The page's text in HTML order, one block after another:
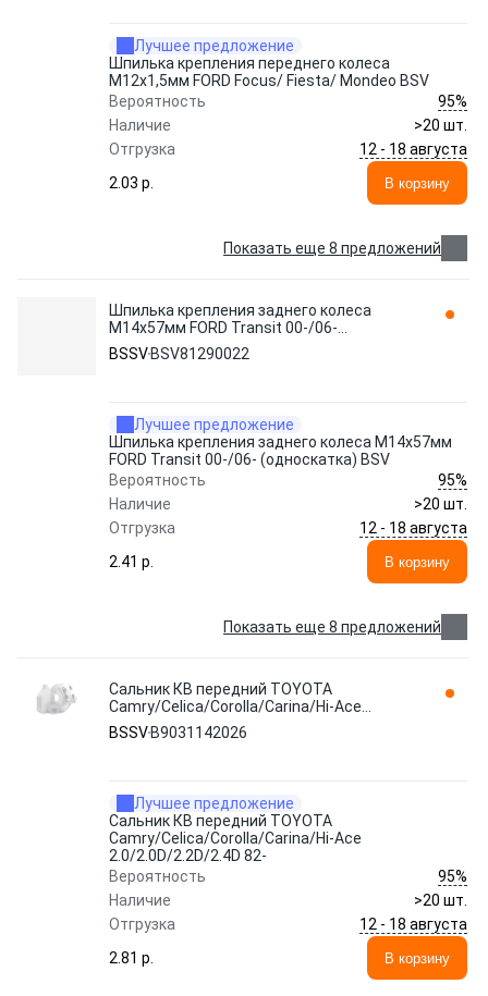
Лучшее предложение
Шпилька крепления переднего колеса
М12х1,5мм FORD Focus/ Fiesta/ Mondeo BSV
Вероятность
95%
Наличие
>20 шт.
Отгрузка
12 - 18 августа
2.03 p.
В корзину
Показать еще 8 предложений
Шпилька крепления заднего колеса
M14x57мм FORD Transit 00-/06-
(односкатка) BSV BSV81290022 BSSV
BSSV BSV81290022
Лучшее предложение
Шпилька крепления заднего колеса M14x57мм
FORD Transit 00-/06- (односкатка) BSV
Вероятность
95%
Наличие
>20 шт.
Отгрузка
12 - 18 августа
2.41 p.
В корзину
Показать еще 8 предложений
Сальник КВ передний TOYOTA
Camry/Celica/Corolla/Carina/Hi-Ace
2.0/2.0D/2.2D/2.4D 82- B9031142026 BSSV
BSSV B9031142026
Лучшее предложение
Сальник КВ передний TOYOTA
Camry/Celica/Corolla/Carina/Hi-Ace
2.0/2.0D/2.2D/2.4D 82-
Вероятность
95%
Наличие
>20 шт.
Отгрузка
12 - 18 августа
2.81 p.
В корзину